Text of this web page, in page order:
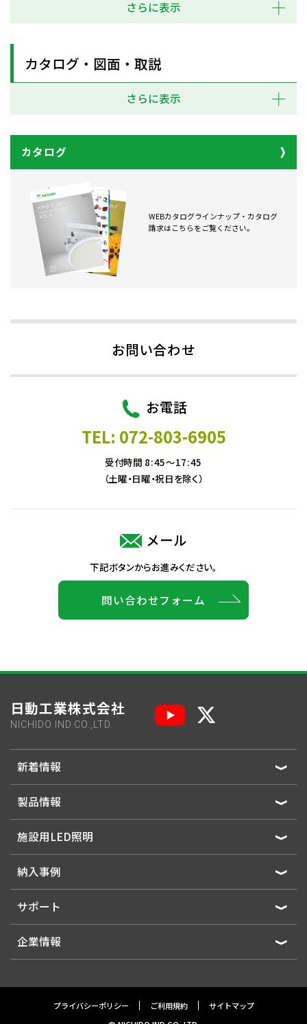
さらに表示
カタログ・図面・取説
さらに表示
カタログ
WEBカタログラインナップ・カタログ
請求はこちらをご覧ください。
お問い合わせ
お電話
TEL: 072-803-6905
受付時間 8:45～17:45
（土曜・日曜・祝日を除く）
メール
下記ボタンからお進みください。
問い合わせフォーム
日動工業株式会社
NICHIDO IND.CO.,LTD.
新着情報
製品情報
施設用LED照明
納入事例
サポート
企業情報
プライバシーポリシー ご利用規約 サイトマップ